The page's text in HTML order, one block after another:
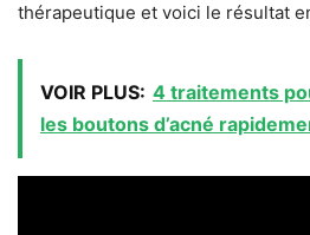
thérapeutique et voici le résultat
VOIR PLUS: 4 traitements
les boutons d’acné